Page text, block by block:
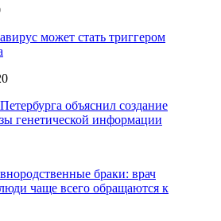
может стать триггером
объяснил создание
генетической информации
браки: врач
люди чаще всего обращаются к